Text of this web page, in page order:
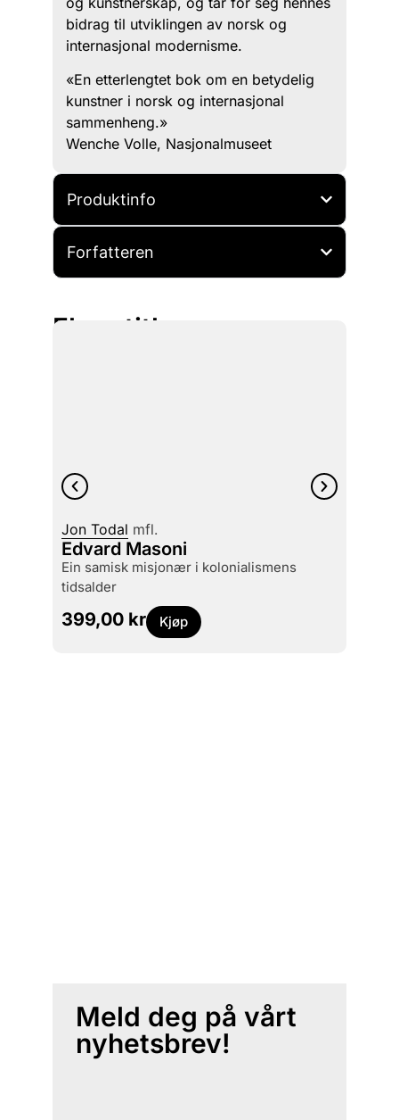
bidrag til utviklingen av norsk og
internasjonal modernisme.
«En etterlengtet bok om en betydelig
kunstner i norsk og internasjonal
sammenheng.»
Wenche Volle, Nasjonalmuseet
Produktinfo
Forfatteren
Flere titler
Jon Todal mfl.
Edvard Masoni
ein samisk misjonær i kolonialismens
tidsalder
399,00 kr Kjøp
Meld deg på vårt
nyhetsbrev!